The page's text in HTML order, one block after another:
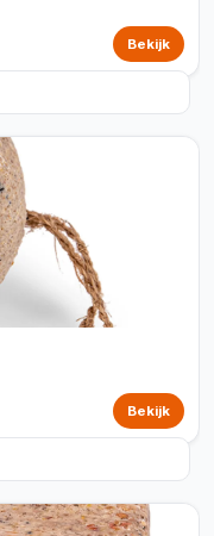
Bekijk
Bekijk